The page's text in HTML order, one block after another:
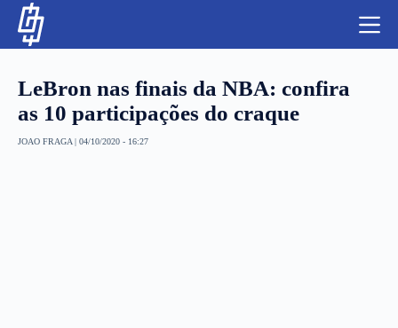
LeBron nas finais da NBA: confira
as 10 participações do craque
JOAO FRAGA | 04/10/2020 - 16:27